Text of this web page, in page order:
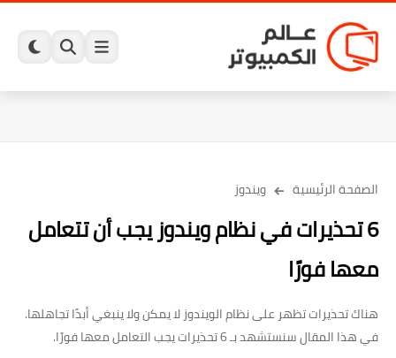
الصفحة الرئيسية ويندوز
6 تحذيرات في نظام ويندوز يجب أن تتعامل
معها فورًا
هناك تحذيرات تظهر على نظام الويندوز لا يمكن ولا ينبغي أبدًا تجاهلها.
في هذا المقال سنستشهد بـ 6 تحذيرات يجب التعامل معها فورًا.